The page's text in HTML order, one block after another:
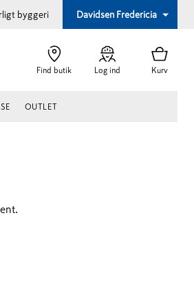
byggeri Davidsen Fredericia
Find butik Log ind Kurv
OUTLET